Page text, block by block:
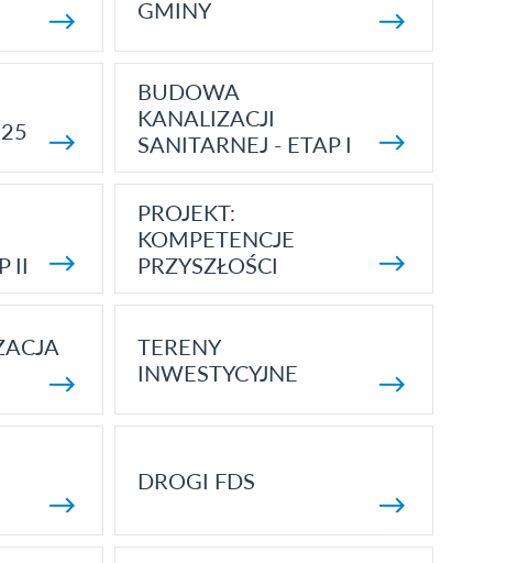
GMINY
BUDOWA
KANALIZACJI
SANITARNEJ - ETAP I
II
PROJEKT:
KOMPETENCJE
PRZYSZŁOŚCI
TERENY
INWESTYCYJNE
DROGI FDS